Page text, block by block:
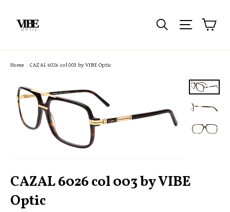
contenu
Rechercher
Home / CAZAL 6026 col 003 by VIBE Optic
CAZAL 6026 col 003 by VIBE
Optic